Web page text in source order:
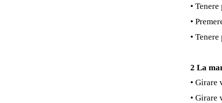
•
•
•
2 La
• Girare
• Girare